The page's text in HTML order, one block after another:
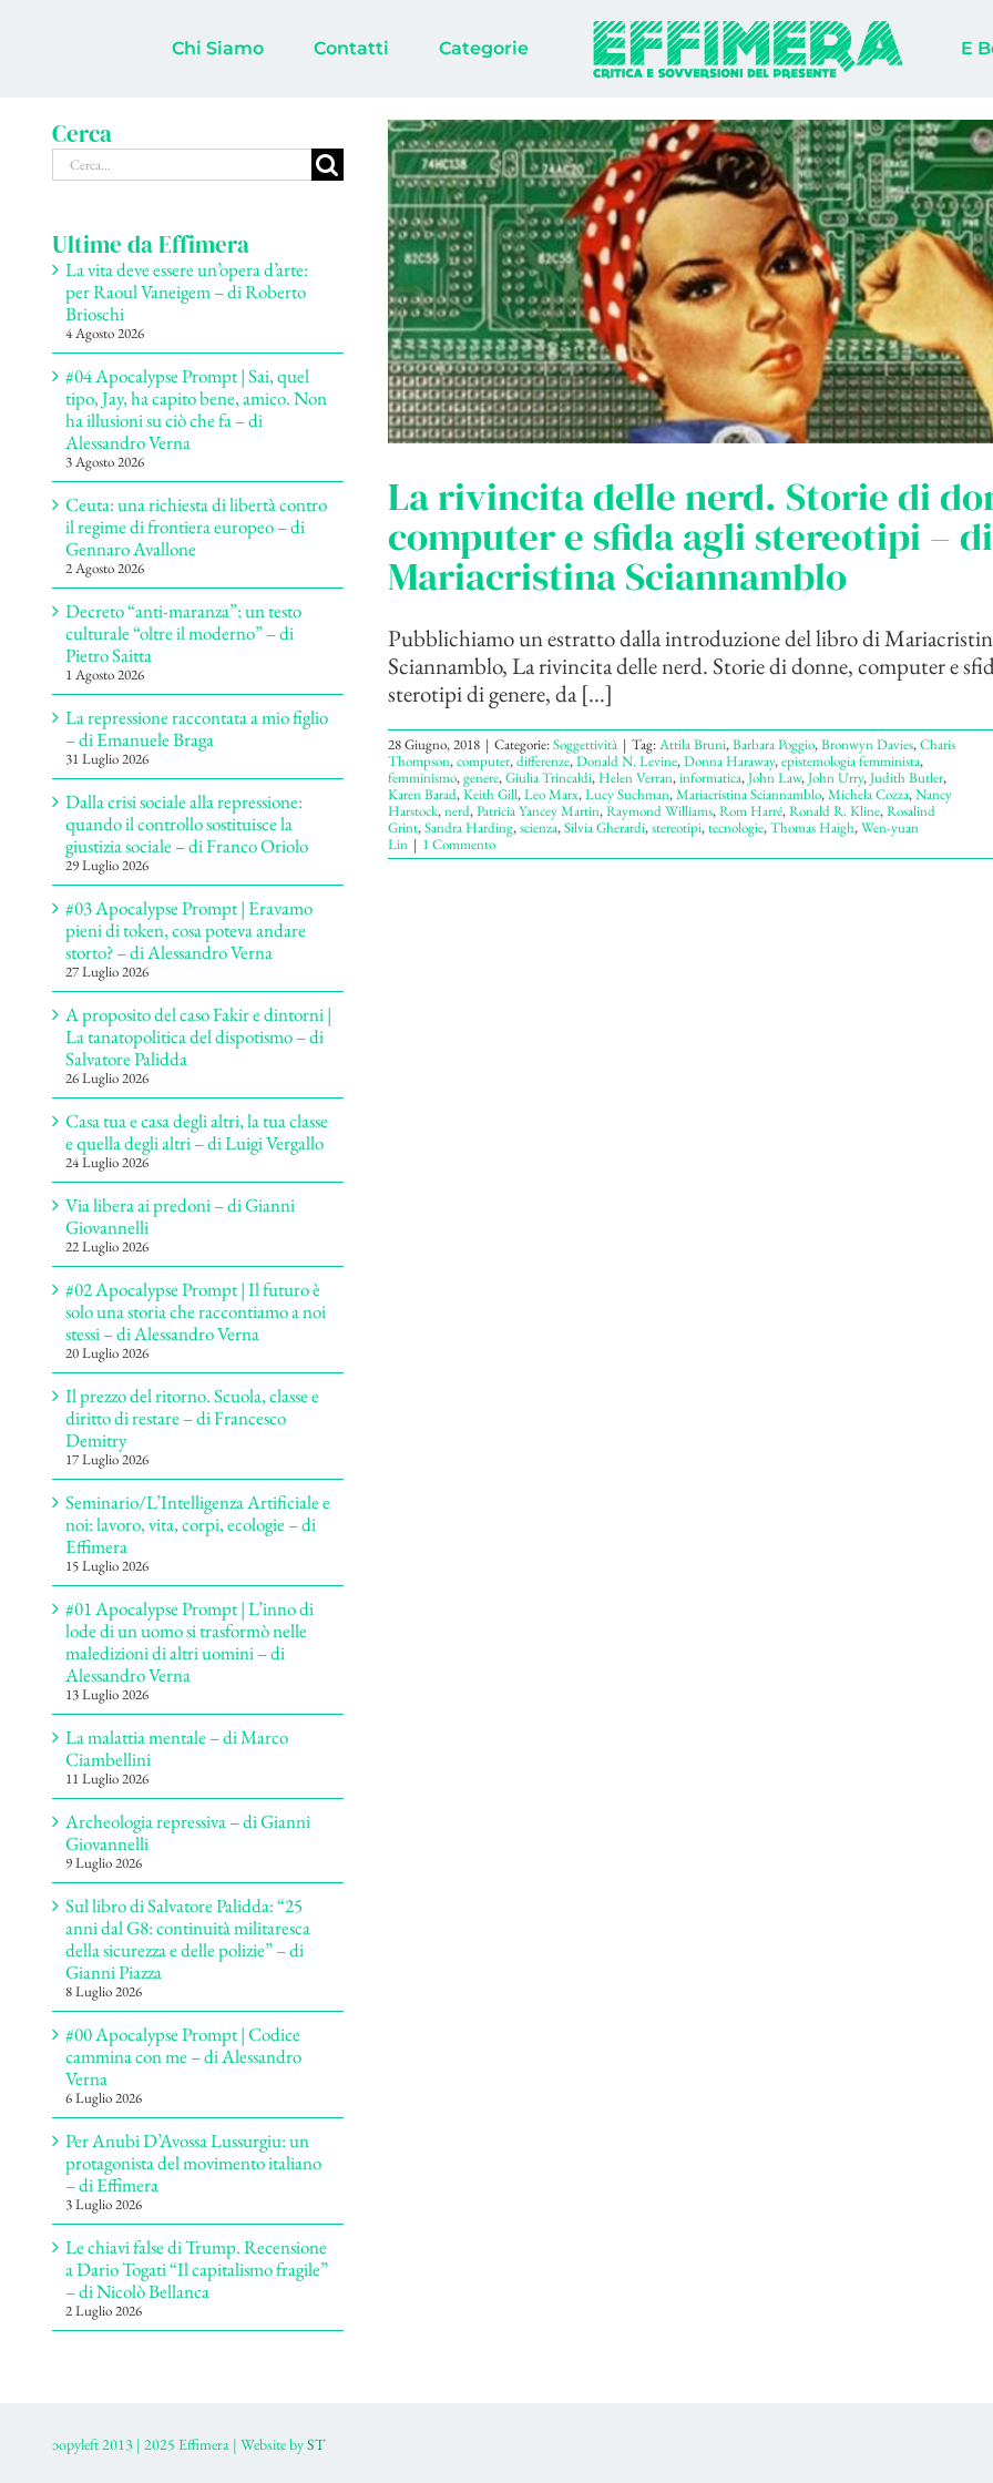
Chi Siamo Contatti Categorie E
La rivincita delle nerd. Storie di
computer e sfida agli stereotipi – di
Mariacristina Sciannamblo
Pubblichiamo un estratto dalla introduzione del libro di
Sciannamblo, La rivincita delle nerd. Storie di donne, computer e
sterotipi di genere, da [...]
28 Giugno, 2018 | Categorie:Soggettività | Tag:Attila Bruni,Barbara Poggio,Bronwyn Davies,Charis
Thompson,computer,differenze,Donald N. Levine,Donna Haraway,epistemologia femminista,
femminismo,genere,Giulia Trincaldi,Helen Verran,informatica,John Law,John Urry,Judith Butler,
Karen Barad,Keith Gill,Leo Marx,Lucy Suchman,Mariacristina Sciannamblo,Michela Cozza,Nancy
Harstock,nerd,Patricia Yancey Martin,Raymond Williams,Rom Harré,Ronald R. Kline,Rosalind
Grint,Sandra Harding,scienza,Silvia Gherardi,stereotipi,tecnologie,Thomas Haigh,Wen-yuan
Lin | 1 Commento
Cerca
Cerca
per:
Ultime da Effimera
La vita deve essere un’opera d’arte:
per Raoul Vaneigem – di Roberto
Brioschi
4 Agosto 2026
#04 Apocalypse Prompt | Sai, quel
tipo, Jay, ha capito bene, amico. Non
ha illusioni su ciò che fa – di
Alessandro Verna
3 Agosto 2026
Ceuta: una richiesta di libertà contro
il regime di frontiera europeo – di
Gennaro Avallone
2 Agosto 2026
Decreto “anti-maranza”: un testo
culturale “oltre il moderno” – di
Pietro Saitta
1 Agosto 2026
La repressione raccontata a mio figlio
– di Emanuele Braga
31 Luglio 2026
Dalla crisi sociale alla repressione:
quando il controllo sostituisce la
giustizia sociale – di Franco Oriolo
29 Luglio 2026
#03 Apocalypse Prompt | Eravamo
pieni di token, cosa poteva andare
storto? – di Alessandro Verna
27 Luglio 2026
A proposito del caso Fakir e dintorni |
La tanatopolitica del dispotismo – di
Salvatore Palidda
26 Luglio 2026
Casa tua e casa degli altri, la tua classe
e quella degli altri – di Luigi Vergallo
24 Luglio 2026
Via libera ai predoni – di Gianni
Giovannelli
22 Luglio 2026
#02 Apocalypse Prompt | Il futuro è
solo una storia che raccontiamo a noi
stessi – di Alessandro Verna
20 Luglio 2026
Il prezzo del ritorno. Scuola, classe e
diritto di restare – di Francesco
Demitry
17 Luglio 2026
Seminario/L’Intelligenza Artificiale e
noi: lavoro, vita, corpi, ecologie – di
Effimera
15 Luglio 2026
#01 Apocalypse Prompt | L’inno di
lode di un uomo si trasformò nelle
maledizioni di altri uomini – di
Alessandro Verna
13 Luglio 2026
La malattia mentale – di Marco
Ciambellini
11 Luglio 2026
Archeologia repressiva – di Gianni
Giovannelli
9 Luglio 2026
Sul libro di Salvatore Palidda: “25
anni dal G8: continuità militaresca
della sicurezza e delle polizie” – di
Gianni Piazza
8 Luglio 2026
#00 Apocalypse Prompt | Codice
cammina con me – di Alessandro
Verna
6 Luglio 2026
Per Anubi D’Avossa Lussurgiu: un
protagonista del movimento italiano
– di Effimera
3 Luglio 2026
Le chiavi false di Trump. Recensione
a Dario Togati “Il capitalismo fragile”
– di Nicolò Bellanca
2 Luglio 2026
ɔopyleft 2013 | 2025 Effimera | Website byST